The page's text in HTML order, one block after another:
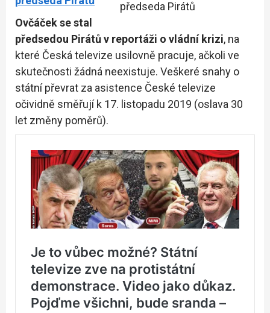
předseda Pirátů
Ovčáček se stal
předsedou Pirátů v reportáži o vládní krizi, na
které Česká televize usilovně pracuje, ačkoli ve
skutečnosti žádná neexistuje. Veškeré snahy o
státní převrat za asistence České televize
očividně směřují k 17. listopadu 2019 (oslava 30
let změny poměrů).